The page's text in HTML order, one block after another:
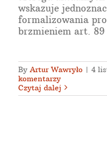
wskazuje
formalizowania
brzmieniem art. 89
By Artur Wawryło | 4
komentarzy
Czytaj dalej